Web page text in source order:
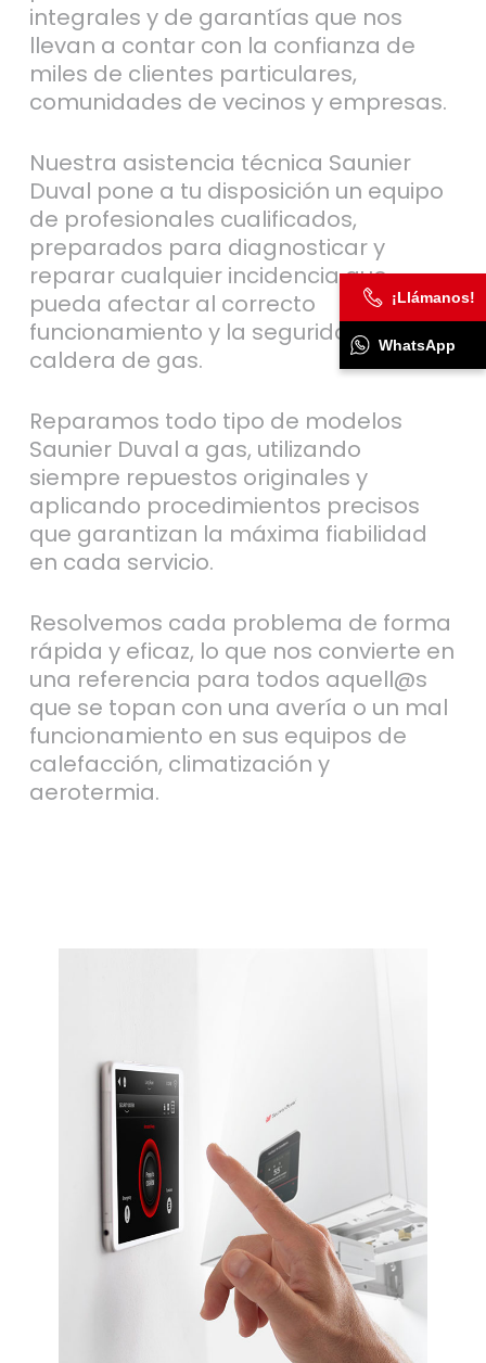
integrales y de garantías que nos
llevan a contar con la confianza de
miles de clientes particulares,
comunidades de vecinos y empresas.
Nuestra asistencia técnica Saunier
Duval pone a tu disposición un equipo
de profesionales cualificados,
preparados para diagnosticar y
reparar cualquier incidencia que
pueda afectar al correcto
funcionamiento y la seguridad de tu
caldera de gas.
Reparamos todo tipo de modelos
Saunier Duval a gas, utilizando
siempre repuestos originales y
aplicando procedimientos precisos
que garantizan la máxima fiabilidad
en cada servicio.
Resolvemos cada problema de forma
rápida y eficaz, lo que nos convierte en
una referencia para todos aquell@s
que se topan con una avería o un mal
funcionamiento en sus equipos de
calefacción, climatización y
aerotermia.
¡Llámanos!
WhatsApp